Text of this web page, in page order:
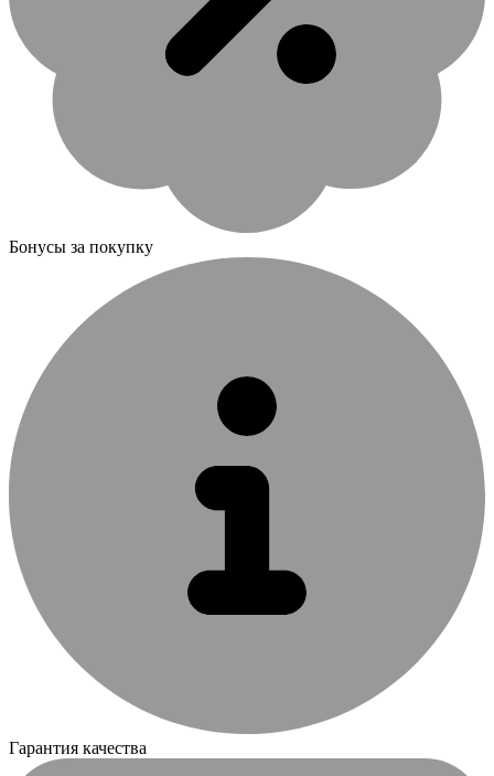
Бонусы за покупку
Гарантия качества